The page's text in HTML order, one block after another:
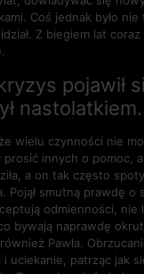
Coś jednak było nie
Z biegiem lat coraz
pojawił
nastolatkiem.
wielu czynności nie
prosić innych o pomoc,
a on tak często
Pojął smutną prawdę o
odmienności, nie
bywają naprawdę
Pawła.
i uciekanie, patrząc jak